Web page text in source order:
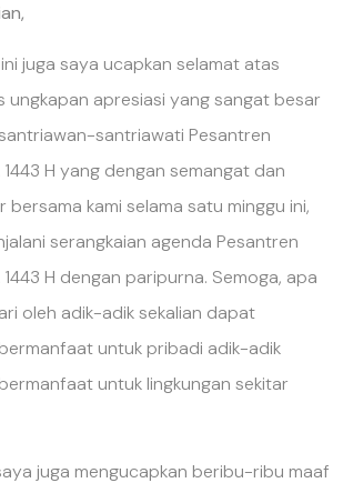
juga saya ucapkan selamat atas
ungkapan apresiasi yang sangat besar
santriawati Pesantren
1443 H yang dengan semangat dan
kami selama satu minggu ini,
serangkaian agenda Pesantren
1443 H dengan paripurna. Semoga, apa
oleh adik-adik sekalian dapat
untuk pribadi adik-adik
untuk lingkungan sekitar
juga mengucapkan beribu-ribu maaf